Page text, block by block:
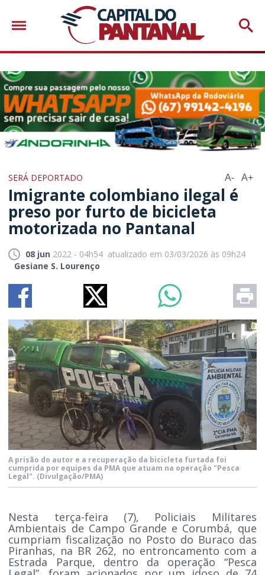
SERÁ DEPORTADO A- A+
Imigrante colombiano ilegal é
preso por furto de bicicleta
motorizada no Pantanal
08 jun 2022 - 04h54 atualizado em 03/03/2026 às 09h24
Gesiane S. Lourenço
A prisão do autor e a recuperação da bicicleta furtada foi
cumprida por equipes da PMA que atuam na operação "Pesca
Legal". (Divulgação/PMA)
Nesta terça-feira (7), Policiais Militares
Ambientais de Campo Grande e Corumbá, que
cumpriam fiscalização no Posto do Buraco das
Piranhas, na BR 262, no entroncamento com a
Estrada Parque, dentro da operação “Pesca